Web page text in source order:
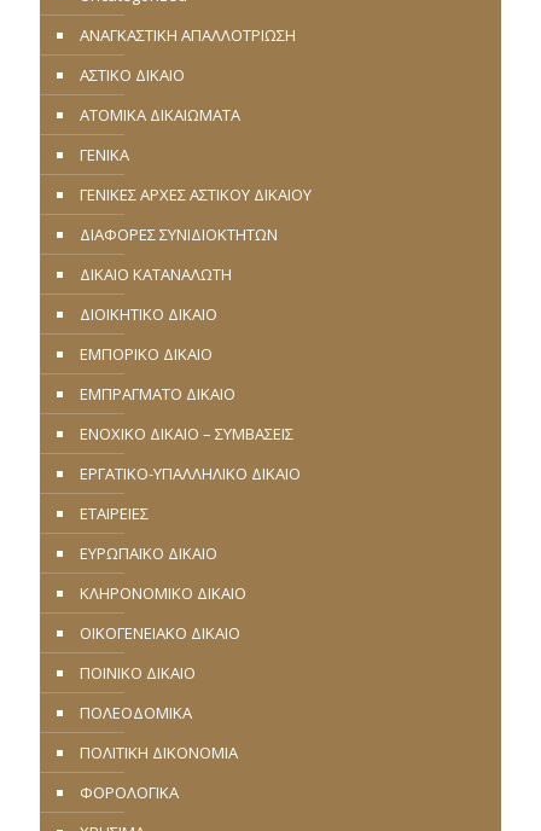
ΑΝΑΓΚΑΣΤΙΚΗ ΑΠΑΛΛΟΤΡΙΩΣΗ
ΑΣΤΙΚΟ ΔΙΚΑΙΟ
ΑΤΟΜΙΚΑ ΔΙΚΑΙΩΜΑΤΑ
ΓΕΝΙΚΑ
ΓΕΝΙΚΕΣ ΑΡΧΕΣ ΑΣΤΙΚΟΥ ΔΙΚΑΙΟΥ
ΔΙΑΦΟΡΕΣ ΣΥΝΙΔΙΟΚΤΗΤΩΝ
ΔΙΚΑΙΟ ΚΑΤΑΝΑΛΩΤΗ
ΔΙΟΙΚΗΤΙΚΟ ΔΙΚΑΙΟ
ΕΜΠΟΡΙΚΟ ΔΙΚΑΙΟ
ΕΜΠΡΑΓΜΑΤΟ ΔΙΚΑΙΟ
ΕΝΟΧΙΚΟ ΔΙΚΑΙΟ – ΣΥΜΒΑΣΕΙΣ
ΕΡΓΑΤΙΚΟ-ΥΠΑΛΛΗΛΙΚΟ ΔΙΚΑΙΟ
ΕΤΑΙΡΕΙΕΣ
ΕΥΡΩΠΑΪΚΟ ΔΙΚΑΙΟ
ΚΛΗΡΟΝΟΜΙΚΟ ΔΙΚΑΙΟ
ΟΙΚΟΓΕΝΕΙΑΚΟ ΔΙΚΑΙΟ
ΠΟΙΝΙΚΟ ΔΙΚΑΙΟ
ΠΟΛΕΟΔΟΜΙΚΑ
ΠΟΛΙΤΙΚΗ ΔΙΚΟΝΟΜΙΑ
ΦΟΡΟΛΟΓΙΚΑ